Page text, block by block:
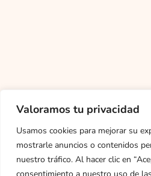
Valoramos tu privacidad
Usamos cookies para mejorar su
mostrarle anuncios o contenidos
nuestro tráfico. Al hacer clic en